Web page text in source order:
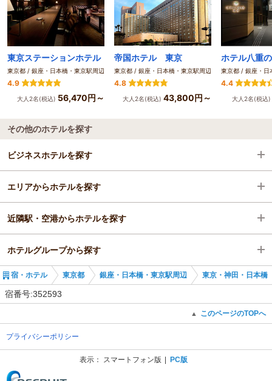
東京ステーションホテル
東京都 / 銀座・日本橋・東京駅周辺
4.9
大人2名(税込) 56,470円～
帝国ホテル 東京
東京都 / 銀座・日本橋・東京駅周辺
4.8
大人2名(税込) 43,800円～
ホテル八重
東京都 / 銀座・日
4.4
大人2名(税込)
その他のホテルを探す
ビジネスホテルを探す
東京都
銀座・日本橋・東京駅周辺
東京・神田・日本橋
大手町駅
エリアからホテルを探す
東京都
銀座・日本橋・東京駅周辺
東京・神田・日本橋
近隣駅・空港からホテルを探す
大手町駅
神田駅
三越前駅
ホテルグループから探す
全国の三井不動産グループが運営する３つのホテルブランド
東京の三井不動産グループが運営する３つのホテルブランド
三井ガーデンホテル銀座築地
宿・ホテル 東京都 銀座・日本橋・東京駅周辺 東京・神田・日本橋
宿番号:352593
▲ このページのTOPへ
プライバシーポリシー
表示： スマートフォン版 PC版